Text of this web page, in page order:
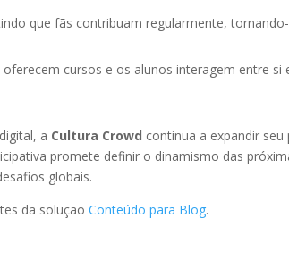
que fãs contribuam regularmente,
cursos e os alunos interagem entre si
a Cultura Crowd continua a expandir
promete definir o dinamismo das
globais.
da solução Conteúdo para Blog.